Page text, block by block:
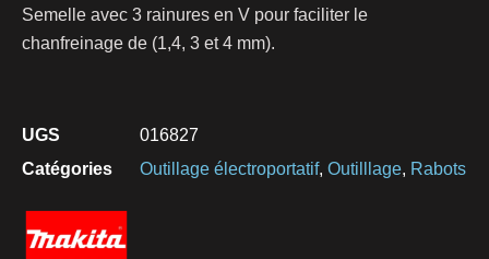
Semelle avec 3 rainures en V pour faciliter le
chanfreinage de (1,4, 3 et 4 mm).
UGS
016827
Catégories
Outillage électroportatif, Outilllage Rabots